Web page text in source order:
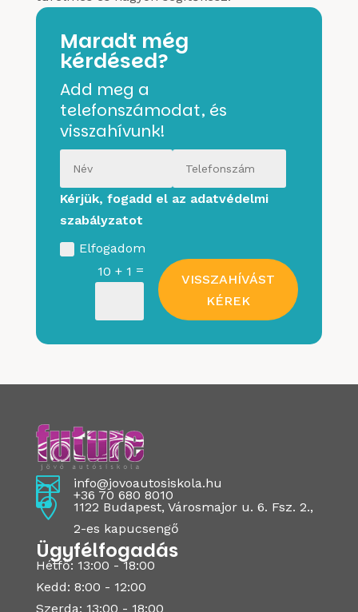
Maradt még
kérdésed?
Add meg a
telefonszámodat, és
visszahívunk!
Kérjük, fogadd el az adatvédelmi
szabályzatot
Elfogadom
10 + 1 =
VISSZAHÍVÁST
KÉREK
 info@jovoautosiskola.hu
 +36 70 680 8010

1122 Budapest, Városmajor u. 6. Fsz. 2.,
2-es kapucsengő
Ügyfélfogadás
Hétfő: 13:00 - 18:00
Kedd: 8:00 - 12:00
Szerda: 13:00 - 18:00